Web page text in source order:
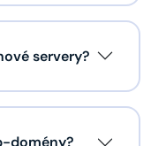
servery?